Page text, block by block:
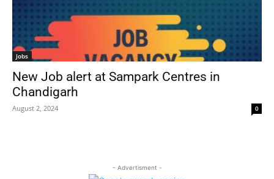
Jobs
New Job alert at Sampark Centres in
Chandigarh
August 2, 2024 0
- Advertisment -